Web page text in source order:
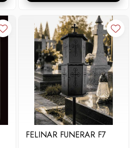
FELINAR FUNERAR F7